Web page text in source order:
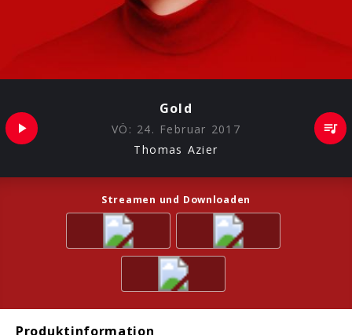
Gold
VÖ: 24. Februar 2017
Thomas Azier
Streamen und Downloaden
Produktinformation